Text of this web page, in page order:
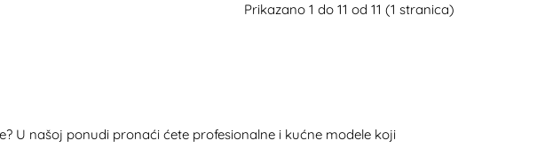
Prikazano 1 do 11 od 11 (1 stranica)
U našoj ponudi pronaći ćete profesionalne i kućne modele koji